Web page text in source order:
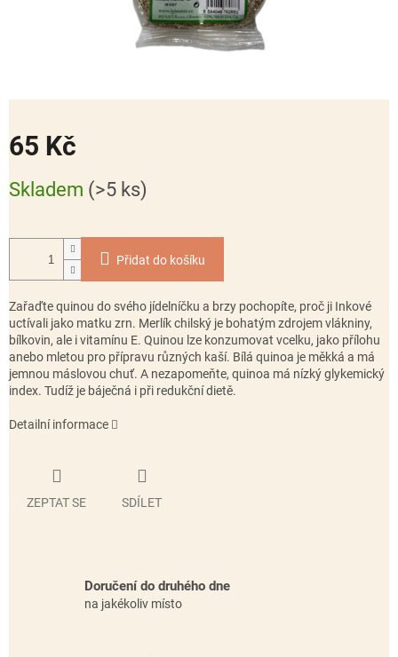
65 Kč
cena:
Skladem (>5 ks)
Přidat do košíku
Zařaďte quinou do svého jídelníčku a brzy pochopíte, proč ji Inkové
uctívali jako matku zrn. Merlík chilský je bohatým zdrojem vlákniny,
bílkovin, ale i vitamínu E. Quinou lze konzumovat vcelku, jako přílohu
anebo mletou pro přípravu různých kaší. Bílá quinoa je měkká a má
jemnou máslovou chuť. A nezapomeňte, quinoa má nízký glykemický
index. Tudíž je báječná i při redukční dietě.
Detailní informace
ZEPTAT SE SDÍLET
Doručení do druhého dne
na jakékoliv místo